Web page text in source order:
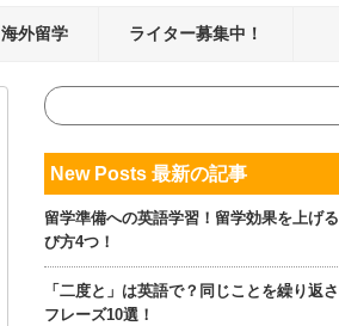
海外留学 ライター募集中！
New Posts 最新の記事
留学準備への英語学習！留学効果を上げ
び方4つ！
「二度と」は英語で？同じことを繰り返
フレーズ10選！